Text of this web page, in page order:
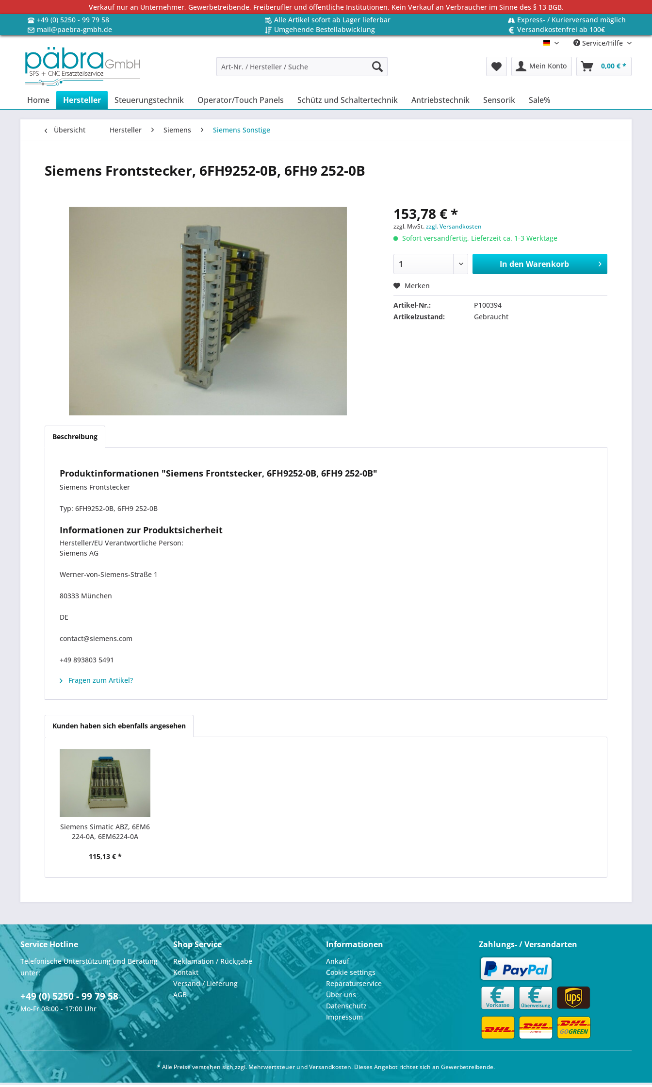
Verkauf nur an Unternehmer, Gewerbetreibende, Freiberufler und öffentliche Institutionen. Kein Verkauf an Verbraucher im Sinne des § 13 BGB.
+49 (0) 5250 - 99 79 58
Alle Artikel sofort ab Lager lieferbar
Express- / Kurierversand möglich
mail@paebra-gmbh.de
Umgehende Bestellabwicklung
Versandkostenfrei ab 100€
Deutsch Service/Hilfe
Mein Konto 0,00 € *
Home Hersteller Steuerungstechnik Operator/Touch Panels Schütz und Schaltertechnik Antriebstechnik Sensorik Sale%
Übersicht Hersteller Siemens Siemens Sonstige
Siemens Frontstecker, 6FH9252-0B, 6FH9 252-0B
153,78 € *
zzgl. MwSt.zzgl. Versandkosten
Sofort versandfertig, Lieferzeit ca. 1-3 Werktage
In den Warenkorb
Merken
Artikel-Nr.:
P100394
Artikelzustand:
Gebraucht
Beschreibung
Produktinformationen "Siemens Frontstecker, 6FH9252-0B, 6FH9 252-0B"
Siemens Frontstecker
Typ: 6FH9252-0B, 6FH9 252-0B
Informationen zur Produktsicherheit
Hersteller/EU Verantwortliche Person:
Siemens AG
Werner-von-Siemens-Straße 1
80333 München
DE
contact@siemens.com
+49 893803 5491
Fragen zum Artikel?
Kunden haben sich ebenfalls angesehen
Siemens Simatic ABZ, 6EM6
224-0A, 6EM6224-0A
115,13 € *
Service Hotline
Telefonische Unterstützung und Beratung
unter:
+49 (0) 5250 - 99 79 58
Mo-Fr 08:00 - 17:00 Uhr
Shop Service
Reklamation / Rückgabe
Kontakt
Versand / Lieferung
AGB
Informationen
Ankauf
Cookie settings
Reparaturservice
Über uns
Datenschutz
Impressum
Zahlungs- / Versandarten
* Alle Preise verstehen sich zzgl. Mehrwertsteuer undVersandkosten. Dieses Angebot richtet sich an Gewerbetreibende.